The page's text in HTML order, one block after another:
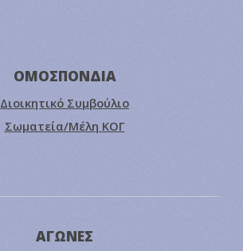
ΟΜΟΣΠΟΝΔΙΑ
Διοικητικό Συμβούλιο
Σωματεία/Μέλη ΚΟΓ
ΑΓΩΝΕΣ